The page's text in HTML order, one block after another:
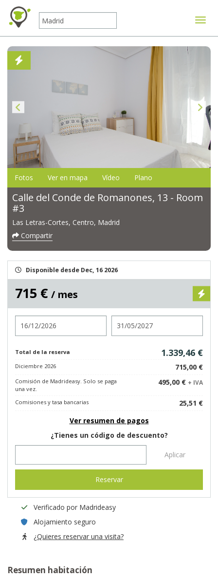
Fotos Ver en mapa Vídeo Plano
Calle del Conde de Romanones, 13 - Room
#3
Las Letras-Cortes, Centro, Madrid
Compartir
Disponible desde Dec, 16 2026
715 € / mes
Total de la reserva 1.339,46 €
Diciembre 2026 715,00 €
Comisión de Madrideasy. Solo se paga
una vez.
495,00 € + IVA
Comisiones y tasa bancarias
25,51 €
Ver resumen de pagos
¿Tienes un código de descuento?
Aplicar
Reservar
Verificado por Madrideasy
Alojamiento seguro
¿Quieres reservar una visita?
Resumen habitación